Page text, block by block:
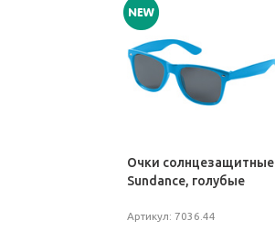
Очки солнцезащитные
Sundance, голубые
Артикул: 7036.44